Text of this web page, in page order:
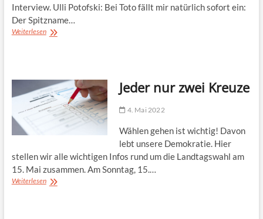
Interview. Ulli Potofski: Bei Toto fällt mir natürlich sofort ein:
Der Spitzname…
Weiterlesen„Ich
Jeder nur zwei Kreuze
4. Mai 2022
Wählen gehen ist wichtig! Davon
lebt unsere Demokratie. Hier
stellen wir alle wichtigen Infos rund um die Landtagswahl am
15. Mai zusammen. Am Sonntag, 15.…
WeiterlesenJeder